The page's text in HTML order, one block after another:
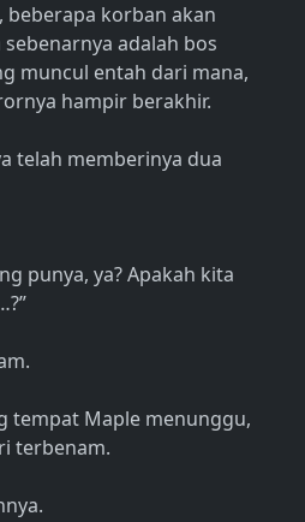
korban akan
adalah bos
muncul entah dari mana,
hampir berakhir.
telah memberinya dua
punya, ya? Apakah kita
tempat Maple menunggu,
terbenam.